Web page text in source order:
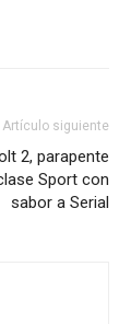
Artículo siguiente
2, parapente
Sport con
sabor a Serial